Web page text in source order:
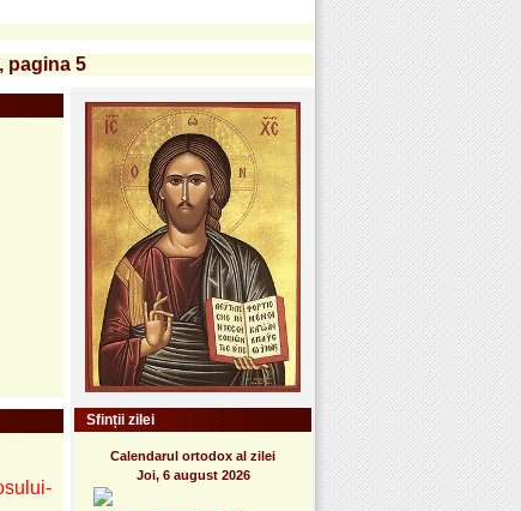
pagina 5
Sfinții zilei
Calendarul ortodox al zilei
Joi, 6 august 2026